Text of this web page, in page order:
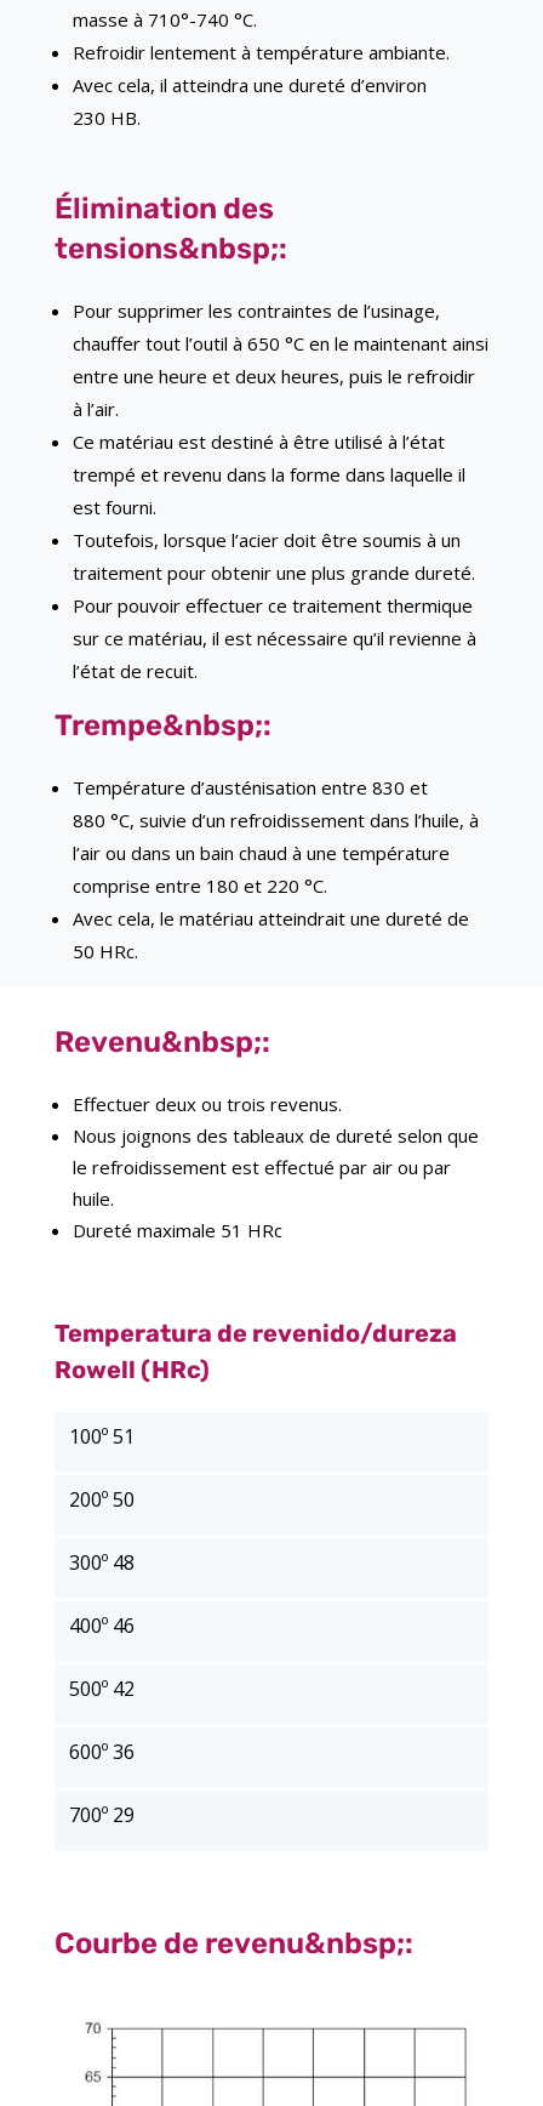
masse à 710°-740 °C.
Refroidir lentement à température ambiante.
Avec cela, il atteindra une dureté d’environ
230 HB.
Élimination des
tensions&nbsp;:
Pour supprimer les contraintes de l’usinage,
chauffer tout l’outil à 650 °C en le maintenant ainsi
entre une heure et deux heures, puis le refroidir
à l’air.
Ce matériau est destiné à être utilisé à l’état
trempé et revenu dans la forme dans laquelle il
est fourni.
Toutefois, lorsque l’acier doit être soumis à un
traitement pour obtenir une plus grande dureté.
Pour pouvoir effectuer ce traitement thermique
sur ce matériau, il est nécessaire qu’il revienne à
l’état de recuit.
Trempe&nbsp;:
Température d’austénisation entre 830 et
880 °C, suivie d’un refroidissement dans l’huile, à
l’air ou dans un bain chaud à une température
comprise entre 180 et 220 °C.
Avec cela, le matériau atteindrait une dureté de
50 HRc.
Revenu&nbsp;:
Effectuer deux ou trois revenus.
Nous joignons des tableaux de dureté selon que
le refroidissement est effectué par air ou par
huile.
Dureté maximale 51 HRc
Temperatura de revenido/dureza
Rowell (HRc)
100º 51
200º 50
300º 48
400º 46
500º 42
600º 36
700º 29
Courbe de revenu&nbsp;: